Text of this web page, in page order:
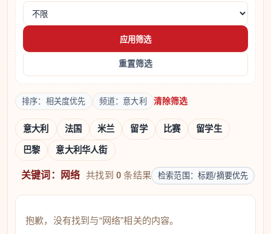
应用筛选
重置筛选
排序：相关度优先 频道：意大利 清除筛选
意大利 法国 米兰 留学 比赛 留学生
巴黎 意大利华人街
关键词：网络 共找到0 条结果 检索范围：标题/摘要优先
抱歉，没有找到与“网络”相关的内容。